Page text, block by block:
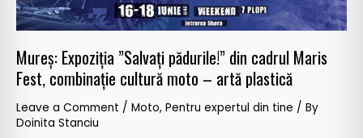
Mureș: Expoziția ”Salvați pădurile!” din cadrul Maris
Fest, combinație cultură moto – artă plastică
Leave a Comment / Moto, Pentru expertul din tine / By
Doinita Stanciu
Fest,
combinație
cultură
moto
–
artă
plastică